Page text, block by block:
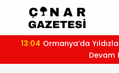
13:04
Devam